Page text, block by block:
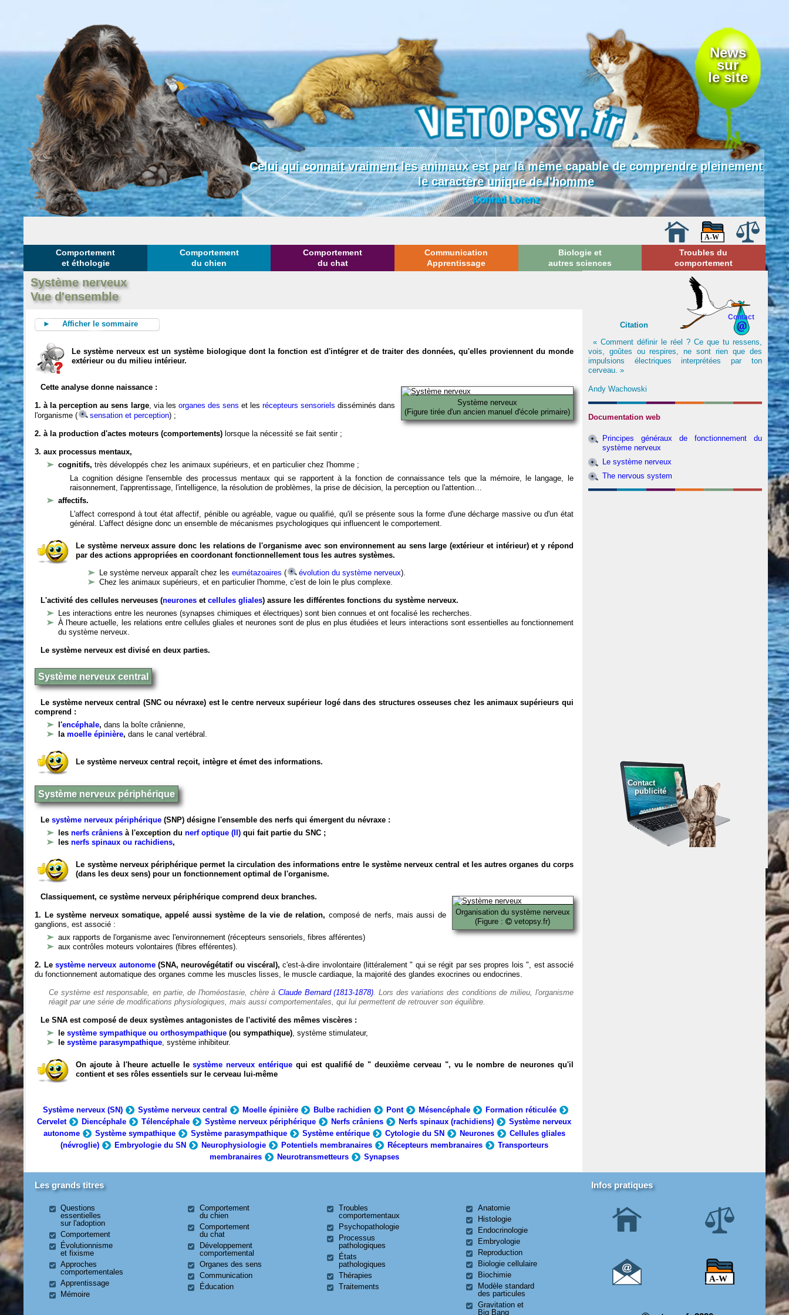
News
sur
le site
Celui qui connait vraiment les animaux est par là même capable de comprendre pleinement
le caractère unique de l'homme
Konrad Lorenz
Comportement
et éthologie
Comportement
du chien
Comportement
du chat
Communication
Apprentissage
Biologie et
autres sciences
Troubles du
comportement
Système nerveux
Vue d'ensemble
► Afficher le sommaire
Le système nerveux est un système biologique dont la fonction est d'intégrer et de traiter des données, qu'elles proviennent du monde
extérieur ou du milieu intérieur.
Système nerveux
(Figure tirée d'un ancien manuel d'école primaire)
Cette analyse donne naissance :
1. à la perception au sens large, via les organes des sens et les récepteurs sensoriels disséminés dans
l'organisme (
sensation et perception) ;
2. à la production d'actes moteurs (comportements) lorsque la nécessité se fait sentir ;
3. aux processus mentaux,
cognitifs,très développés chez les animaux supérieurs, et en particulier chez l'homme ;
La cognition désigne l'ensemble des processus mentaux qui se rapportent à la fonction de connaissance tels que la mémoire, le langage, le
raisonnement, l'apprentissage, l'intelligence, la résolution de problèmes, la prise de décision, la perception ou l'attention…
affectifs.
L'affect correspond à tout état affectif, pénible ou agréable, vague ou qualifié, qu'il se présente sous la forme d'une décharge massive ou d'un état
général. L'affect désigne donc un ensemble de mécanismes psychologiques qui influencent le comportement.
Le système nerveux assure donc les relations de l'organisme avec son environnement au sens large (extérieur et intérieur) et y répond
par des actions appropriées en coordonant fonctionnellement tous les autres systèmes.
Le système nerveux apparaît chez leseumétazoaires ( évolution du système nerveux).
Chez les animaux supérieurs, et en particulier l'homme, c'est de loin le plus complexe.
L'activité des cellules nerveuses (neurones etcellules gliales) assure les différentes fonctions du système nerveux.
Les interactions entre les neurones (synapses chimiques et électriques) sont bien connues et ont focalisé les recherches.
À l'heure actuelle, les relations entre cellules gliales et neurones sont de plus en plus étudiées et leurs interactions sont essentielles au fonctionnement
du système nerveux.
Le système nerveux est divisé en deux parties.
Système nerveux central
Le système nerveux central (SNC ou névraxe) est le centre nerveux supérieur logé dans des structures osseuses chez les animaux supérieurs qui
comprend :
l'encéphale,dans la boîte crânienne,
lamoelle épinière,dans le canal vertébral.
Le système nerveux central reçoit, intègre et émet des informations.
Système nerveux périphérique
Lesystème nerveux périphérique (SNP) désigne l'ensemble des nerfs qui émergent du névraxe :
lesnerfs crâniens à l'exception du nerf optique (II) qui fait partie du SNC ;
lesnerfs spinaux ou rachidiens,
Le système nerveux périphérique permet la circulation des informations entre le système nerveux central et les autres organes du corps
(dans les deux sens) pour un fonctionnement optimal de l'organisme.
Organisation du système nerveux
(Figure :
vetopsy.fr)
Classiquement, ce système nerveux périphérique comprend deux branches.
1. Le système nerveux somatique, appelé aussi système de la vie de relation, composé de nerfs, mais aussi de
ganglions, est associé :
aux rapports de l'organisme avec l'environnement (récepteurs sensoriels, fibres afférentes)
aux contrôles moteurs volontaires (fibres efférentes).
2. Le système nerveux autonome(SNA, neurovégétatif ou viscéral), c'est-à-dire involontaire (littéralement " qui se régit par ses propres lois ", est associé
du fonctionnement automatique des organes comme les muscles lisses, le muscle cardiaque, la majorité des glandes exocrines ou endocrines.
Ce système est responsable, en partie, de l'homéostasie, chère àClaude Bernard (1813-1878). Lors des variations des conditions de milieu, l'organisme
réagit par une série de modifications physiologiques, mais aussi comportementales, qui lui permettent de retrouver son équilibre.
Le SNA est composé de deux systèmes antagonistes de l'activité des mêmes viscères :
lesystème sympathique ou orthosympathique (ou sympathique), système stimulateur,
lesystème parasympathique, système inhibiteur.
On ajoute à l'heure actuelle lesystème nerveux entérique qui est qualifié de " deuxième cerveau ", vu le nombre de neurones qu'il
contient et ses rôles essentiels sur le cerveau lui-même
Système nerveux (SN) Système nerveux central Moelle épinière Bulbe rachidien Pont Mésencéphale
Formation réticulée
Cervelet
Diencéphale Télencéphale Système nerveux périphérique Nerfs crâniens Nerfs spinaux (rachidiens)
Système nerveux
autonome
Système sympathique Système parasympathique Système entérique Cytologie du SN Neurones
Cellules gliales
(névroglie)
Embryologie du SN Neurophysiologie Potentiels membranaires Récepteurs membranaires
Transporteurs
membranaires
Neurotransmetteurs Synapses
Contact
Citation
« Comment définir le réel ? Ce que tu ressens,
vois, goûtes ou respires, ne sont rien que des
impulsions électriques interprétées par ton
cerveau. »
Andy Wachowski
Documentation web
Principes généraux de fonctionnement du
système nerveux
Le système nerveux
The nervous system
Contact
publicité
Les grands titres
Questions
essentielles
sur l'adoption
Comportement
Évolutionnisme
et fixisme
Approches
comportementales
Apprentissage
Mémoire
Comportement
du chien
Comportement
du chat
Développement
comportemental
Organes des sens
Communication
Éducation
Troubles
comportementaux
Psychopathologie
Processus
pathologiques
États
pathologiques
Thérapies
Traitements
Anatomie
Histologie
Endocrinologie
Embryologie
Reproduction
Biologie cellulaire
Biochimie
Modèle standard
des particules
Gravitation et
Big Bang
Infos pratiques